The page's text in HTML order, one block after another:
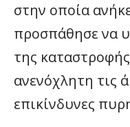
στην οποία
προσπάθησε να
της
ανενόχλητη τις
επικίνδυνες